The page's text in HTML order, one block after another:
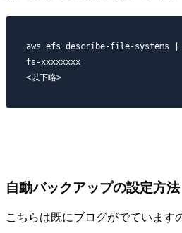
aws efs describe-file-systems
fs-xxxxxxxx
<以下略>
自動バックアップの設定方法
こちらは既にブログがでています